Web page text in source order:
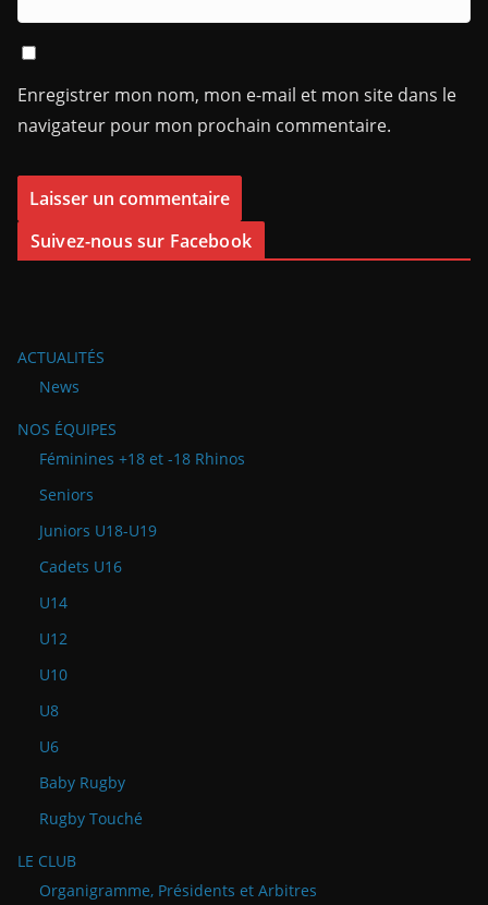
Enregistrer mon nom, mon e-mail et mon site dans le
navigateur pour mon prochain commentaire.
Suivez-nous sur Facebook
ACTUALITÉS
News
NOS ÉQUIPES
Féminines +18 et -18 Rhinos
Seniors
Juniors U18-U19
Cadets U16
U14
U12
U10
U8
U6
Baby Rugby
Rugby Touché
LE CLUB
Organigramme, Présidents et Arbitres